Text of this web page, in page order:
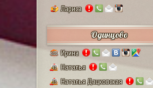
2 Лариса
Одинцово
111 Ирина
41 Наталья
25 Наталья Дацковская